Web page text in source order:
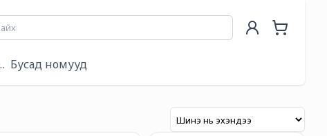
үндэс
Бусад номууд